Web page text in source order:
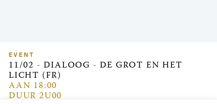
EVENT
11/02 - DIALOOG - DE GROT EN HET
LICHT (FR)
AAN 18:00
DUUR 2U00